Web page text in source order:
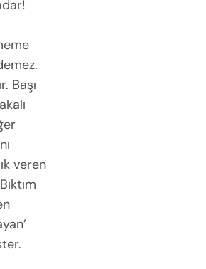
Başı
veren